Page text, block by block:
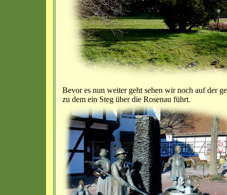
Bevor es nun weiter geht sehen wir noch auf der
zu dem ein Steg über die Rosenau führt.